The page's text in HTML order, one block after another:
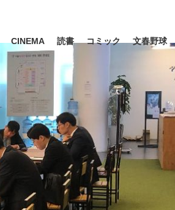
インタビュー
観る将棋、読む将棋
CINEMA 読書 コミック 文春野球
#内田有紀
#松田聖子